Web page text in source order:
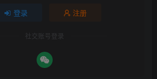
登录 注册
社交账号登录